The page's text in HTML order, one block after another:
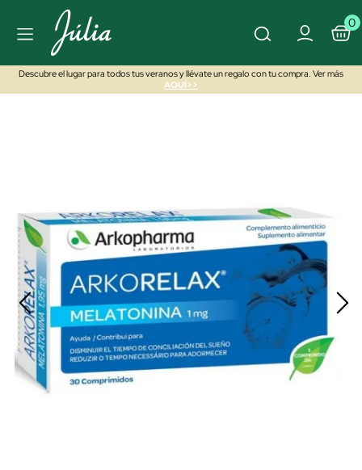
0
Descubre el lugar para todos tus veranos y llévate un regalo con tu compra. Ver más
AQUÍ>>